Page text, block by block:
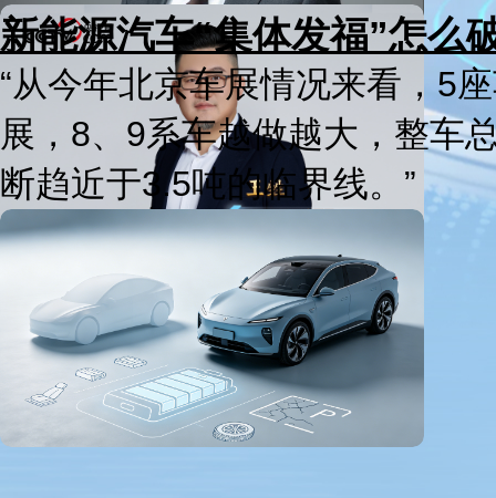
新能源汽车“集体发福”怎么
“从今年北京车展情况来看，5
展，8、9系车越做越大，整车
断趋近于3.5吨的临界线。”